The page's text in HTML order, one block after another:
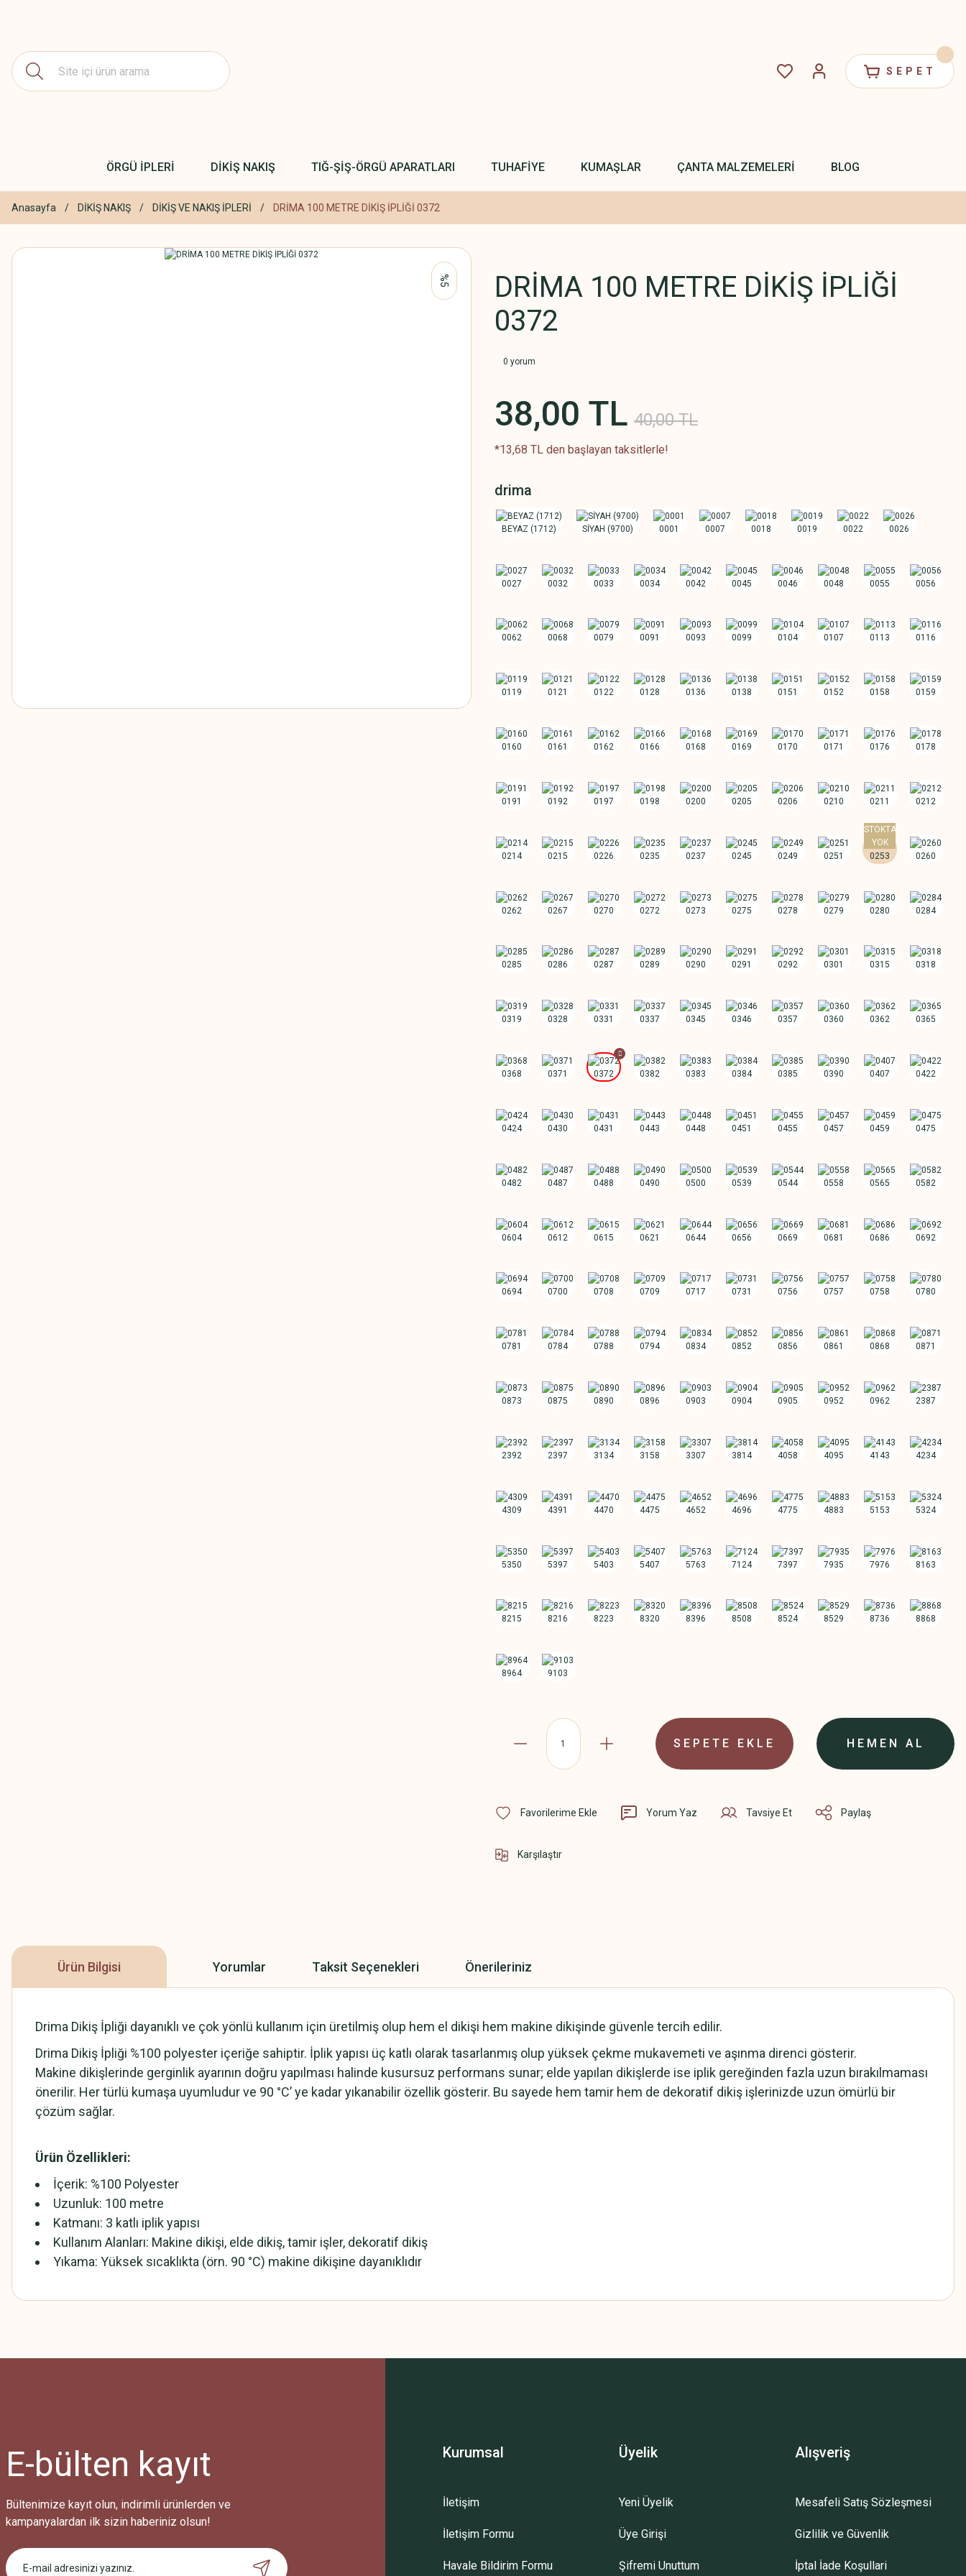
SEPET
ÖRGÜ İPLERİ DİKİŞ NAKIŞ TIĞ-ŞİŞ-ÖRGÜ APARATLARI TUHAFİYE KUMAŞLAR ÇANTA MALZEMELERİ BLOG
Anasayfa DİKİŞ NAKIŞ DİKİŞ VE NAKIŞ İPLERİ DRİMA 100 METRE DİKİŞ İPLİĞİ 0372
%5
DRİMA 100 METRE DİKİŞ İPLİĞİ
0372
0 yorum
38,00 TL 40,00 TL
*13,68 TL den başlayan taksitlerle!
drima
SEPETE EKLE HEMEN AL
Yorum Yaz Tavsiye Et Paylaş
Karşılaştır
Ürün Bilgisi Yorumlar Taksit Seçenekleri Önerileriniz
Drima Dikiş İpliği dayanıklı ve çok yönlü kullanım için üretilmiş olup hem el dikişi hem makine dikişinde güvenle tercih edilir.
Drima Dikiş İpliği %100 polyester içeriğe sahiptir. İplik yapısı üç katlı olarak tasarlanmış olup yüksek çekme mukavemeti ve aşınma direnci gösterir.
Makine dikişlerinde gerginlik ayarının doğru yapılması halinde kusursuz performans sunar; elde yapılan dikişlerde ise iplik gereğinden fazla uzun bırakılmaması
önerilir. Her türlü kumaşa uyumludur ve 90 °C’ ye kadar yıkanabilir özellik gösterir. Bu sayede hem tamir hem de dekoratif dikiş işlerinizde uzun ömürlü bir
çözüm sağlar.
Ürün Özellikleri:
İçerik: %100 Polyester
Uzunluk: 100 metre
Katmanı: 3 katlı iplik yapısı
Kullanım Alanları: Makine dikişi, elde dikiş, tamir işler, dekoratif dikiş
Yıkama: Yüksek sıcaklıkta (örn. 90 °C) makine dikişine dayanıklıdır
Bu ürüne ilk yorumu siz yapın!
Bu ürüne benzer farklı alternatifler olmalı.
Gönder
E-bülten kayıt
Bültenimize kayıt olun, indirimli ürünlerden ve
kampanyalardan ilk sizin haberiniz olsun!
Kurumsal
İletişim
İletişim Formu
Havale Bildirim Formu
Üyelik
Yeni Üyelik
Üye Girişi
Şifremi Unuttum
Alışveriş
Mesafeli Satış Sözleşmesi
Gizlilik ve Güvenlik
İptal İade Koşullari